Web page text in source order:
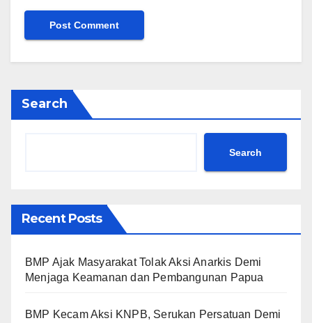
Search
Search
Recent Posts
BMP Ajak Masyarakat Tolak Aksi Anarkis Demi
Menjaga Keamanan dan Pembangunan Papua
BMP Kecam Aksi KNPB, Serukan Persatuan Demi